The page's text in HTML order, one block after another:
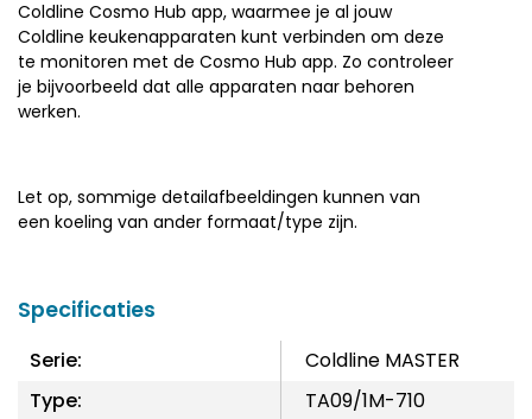
Coldline Cosmo Hub app, waarmee je al jouw
Coldline keukenapparaten kunt verbinden om deze
te monitoren met de Cosmo Hub app. Zo controleer
je bijvoorbeeld dat alle apparaten naar behoren
werken.
Let op, sommige detailafbeeldingen kunnen van
een koeling van ander formaat/type zijn.
Specificaties
Serie:
Coldline MASTER
Type:
TA09/1M-710